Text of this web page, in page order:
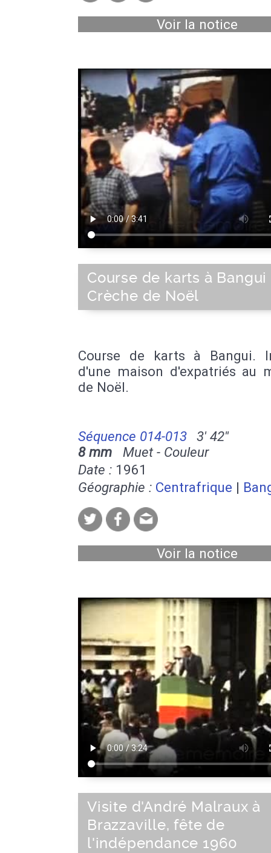
Voir la notice
Course de karts à Bangui
Crèche de Noël
Course de karts à Bangui.
d'une maison d'expatriés au
de Noël.
Séquence 014-013
3' 42''
8 mm Muet - Couleur
Date : 1961
Géographie : Centrafrique |
Voir la notice
Visite d'André Malraux à
Brazzaville, fête de
l'indépendance 1960